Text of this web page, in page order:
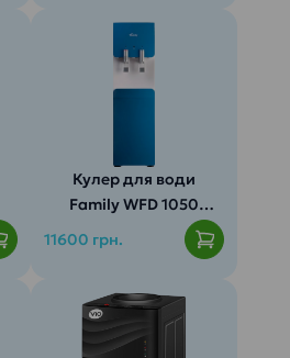
Кулер для води
Family WFD 1050
11600 грн.